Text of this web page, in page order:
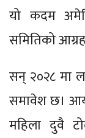
यो कदम
समितिको
सन् २०२८ मा
समावेश छ।
महिला दुवै